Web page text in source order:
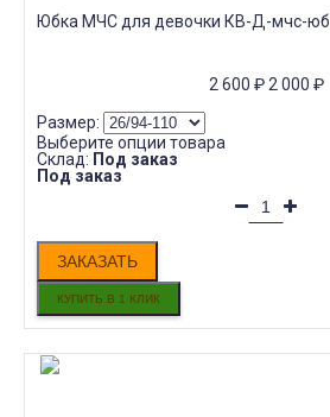
Юбка МЧС для девочки КВ-Д-мчс-юб
2 600 ₽ 2 000 ₽
Размер:
Выберите опции товара
Склад: Под заказ
Под заказ
ЗАКАЗАТЬ